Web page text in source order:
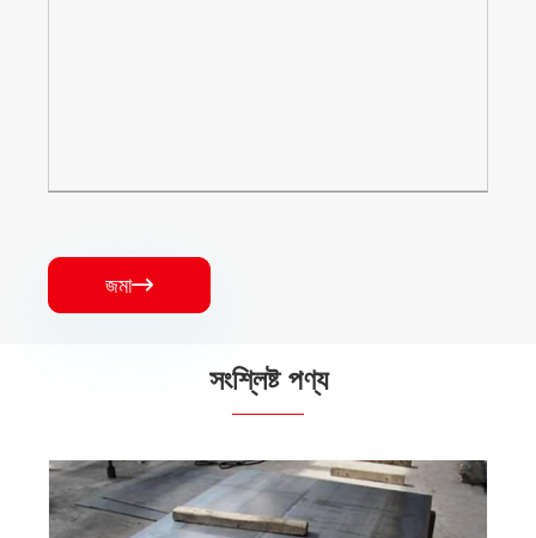
জমা
সংশ্লিষ্ট পণ্য
উচ্চ কার্বন কাঠামোগত ইস্পাত প্লেট